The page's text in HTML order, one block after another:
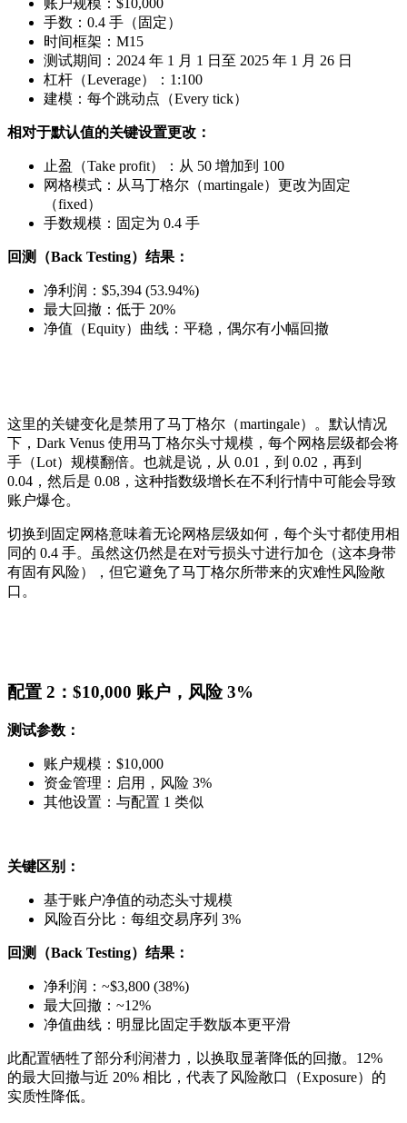
账户规模：$10,000
手数：0.4 手（固定）
时间框架：M15
测试期间：2024 年 1 月 1 日至 2025 年 1 月 26 日
杠杆（Leverage）：1:100
建模：每个跳动点（Every tick）
相对于默认值的关键设置更改：
止盈（Take profit）：从 50 增加到 100
网格模式：从马丁格尔（martingale）更改为固定
（fixed）
手数规模：固定为 0.4 手
回测（Back Testing）结果：
净利润：$5,394 (53.94%)
最大回撤：低于 20%
净值（Equity）曲线：平稳，偶尔有小幅回撤
这里的关键变化是禁用了马丁格尔（martingale）。默认情况
下，Dark Venus 使用马丁格尔头寸规模，每个网格层级都会将
手（Lot）规模翻倍。也就是说，从 0.01，到 0.02，再到
0.04，然后是 0.08，这种指数级增长在不利行情中可能会导致
账户爆仓。
切换到固定网格意味着无论网格层级如何，每个头寸都使用相
同的 0.4 手。虽然这仍然是在对亏损头寸进行加仓（这本身带
有固有风险），但它避免了马丁格尔所带来的灾难性风险敞
口。
配置 2：$10,000 账户，风险 3%
测试参数：
账户规模：$10,000
资金管理：启用，风险 3%
其他设置：与配置 1 类似
关键区别：
基于账户净值的动态头寸规模
风险百分比：每组交易序列 3%
回测（Back Testing）结果：
净利润：~$3,800 (38%)
最大回撤：~12%
净值曲线：明显比固定手数版本更平滑
此配置牺牲了部分利润潜力，以换取显著降低的回撤。12%
的最大回撤与近 20% 相比，代表了风险敞口（Exposure）的
实质性降低。